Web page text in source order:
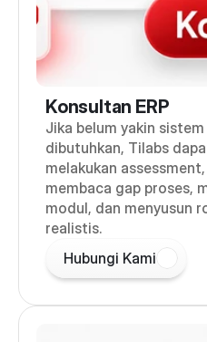
Konsultan ERP
Jika belum yakin
dibutuhkan, Tilabs
melakukan
membaca gap proses,
modul, dan menyusun
realistis.
Hubungi Kami